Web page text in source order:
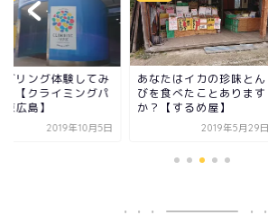
ダリング体験してみ
！【クライミングパ
広島】
2019年10月5日
あなたはイカの珍味とん
びを食べたことあります
か？【するめ屋】
2019年5月29日